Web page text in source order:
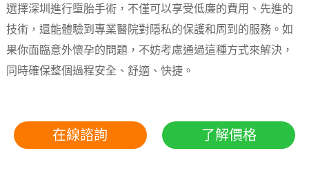
選擇深圳進行墮胎手術，不僅可以享受低廉的費用、先進的
技術，還能體驗到專業醫院對隱私的保護和周到的服務。如
果你面臨意外懷孕的問題，不妨考慮通過這種方式來解決，
同時確保整個過程安全、舒適、快捷。
在線諮詢 了解價格